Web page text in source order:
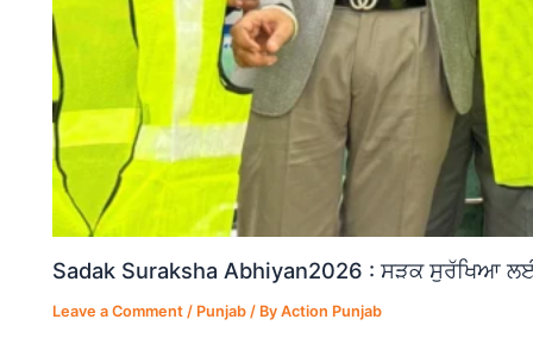
Sadak Suraksha Abhiyan2026 : ਸੜਕ ਸੁਰੱਖਿਆ
Leave a Comment / Punjab / ByAction Punjab